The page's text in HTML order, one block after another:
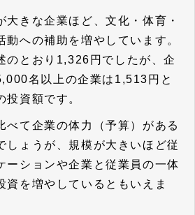
大きな企業ほど、文化・体育・
動への補助を増やしています。
のとおり1,326円でしたが、企
名以上の企業は1,513円と
投資額です。
べて企業の体力（予算）がある
しょうが、規模が大きいほど従
ーションや企業と従業員の一体
資を増やしているともいえま